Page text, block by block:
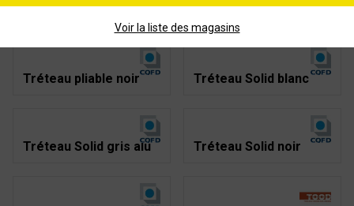
Tréteau charge lourde Tréteau en hêtre
Tréteau pliable noir Tréteau Solid blanc
Tréteau Solid gris alu Tréteau Solid noir
Voir la liste des magasins